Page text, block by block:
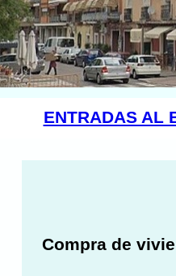
ENTRADAS AL
Compra de